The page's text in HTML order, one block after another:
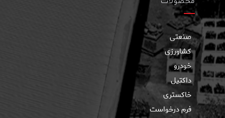
صنعتی
کشاورزی
خودرو
داکتیل
خاکستری
فرم درخواست